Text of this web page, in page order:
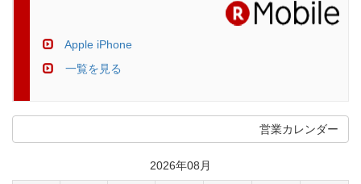
Apple iPhone
一覧を見る
営業カレンダー
2026年08月